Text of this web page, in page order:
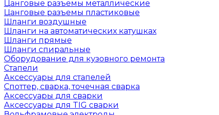
Цанговые разъемы металлические
Цанговые разъемы пластиковые
Шланги воздушные
Шланги на автоматических катушках
Шланги прямые
Шланги спиральные
Оборудование для кузовного ремонта
Стапели
Аксессуары для стапелей
Споттер, сварка, точечная сварка
Аксессуары для сварки
Аксессуары для TIG сварки